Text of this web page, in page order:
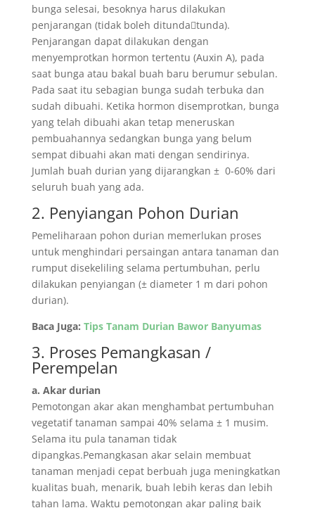
bunga selesai, besoknya harus dilakukan
penjarangan (tidak boleh ditunda￾tunda).
Penjarangan dapat dilakukan dengan
menyemprotkan hormon tertentu (Auxin A), pada
saat bunga atau bakal buah baru berumur sebulan.
Pada saat itu sebagian bunga sudah terbuka dan
sudah dibuahi. Ketika hormon disemprotkan, bunga
yang telah dibuahi akan tetap meneruskan
pembuahannya sedangkan bunga yang belum
sempat dibuahi akan mati dengan sendirinya.
Jumlah buah durian yang dijarangkan ± 0-60% dari
seluruh buah yang ada.
2. Penyiangan Pohon Durian
Pemeliharaan pohon durian memerlukan proses
untuk menghindari persaingan antara tanaman dan
rumput disekeliling selama pertumbuhan, perlu
dilakukan penyiangan (± diameter 1 m dari pohon
durian).
Baca Juga: Tips Tanam Durian Bawor Banyumas
3. Proses Pemangkasan /
Perempelan
a. Akar durian
Pemotongan akar akan menghambat pertumbuhan
vegetatif tanaman sampai 40% selama ± 1 musim.
Selama itu pula tanaman tidak
dipangkas.Pemangkasan akar selain membuat
tanaman menjadi cepat berbuah juga meningkatkan
kualitas buah, menarik, buah lebih keras dan lebih
tahan lama. Waktu pemotongan akar paling baik